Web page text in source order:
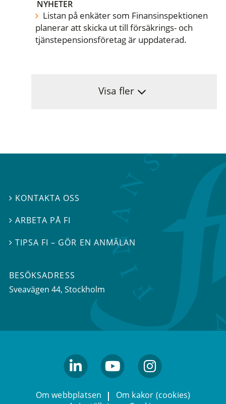
NYHETER
Listan på enkäter som Finansinspektionen
planerar att skicka ut till försäkrings- och
tjänstepensionsföretag är uppdaterad.
Visa fler
 KONTAKTA OSS
 ARBETA PÅ FI
TIPSA FI – GÖR EN ANMÄLAN
BESÖKSADRESS
Sveavägen 44, Stockholm
Om webbplatsen
Om kakor (cookies)